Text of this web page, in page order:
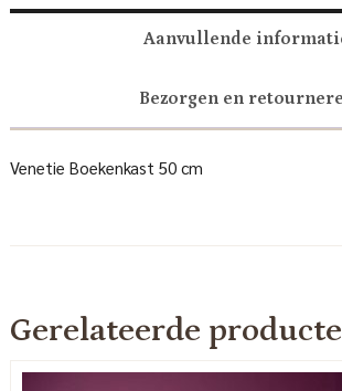
Aanvullende
Bezorgen en
Venetie Boekenkast 50 cm
Gerelateerde